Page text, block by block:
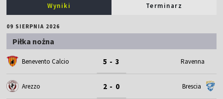
Wyniki Terminarz
09 SIERPNIA 2026
Piłka nożna
Benevento Calcio 5 - 3 Ravenna
Arezzo 2 - 0 Brescia